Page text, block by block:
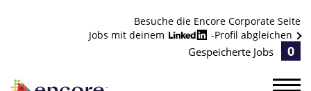
Besuche die Encore Corporate Seite
Jobs mit deinem
-Profil abgleichen
Gespeicherte Jobs 0